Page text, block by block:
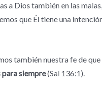
a Dios también en las
que Él tiene una
también nuestra fe de
para siempre(Sal 136:1).